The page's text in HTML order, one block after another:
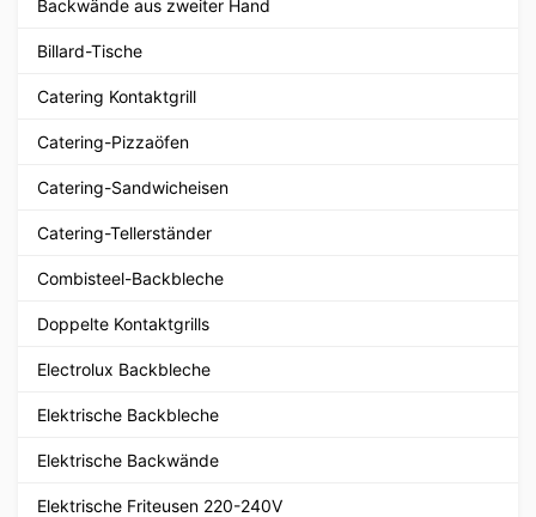
Backwände aus zweiter Hand
Billard-Tische
Catering Kontaktgrill
Catering-Pizzaöfen
Catering-Sandwicheisen
Catering-Tellerständer
Combisteel-Backbleche
Doppelte Kontaktgrills
Electrolux Backbleche
Elektrische Backbleche
Elektrische Backwände
Elektrische Friteusen 220-240V